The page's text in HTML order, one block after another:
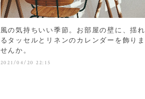
風の気持ちいい季節。お部屋の壁に、揺れ
るタッセルとリネンのカレンダーを飾りま
せんか。
2021/04/20 22:15